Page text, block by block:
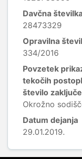
Davčna
28473329
Opravilna
334/2016
Povzetek
tekočih
število
Okrožno
Datum dejanja
29.01.2019.